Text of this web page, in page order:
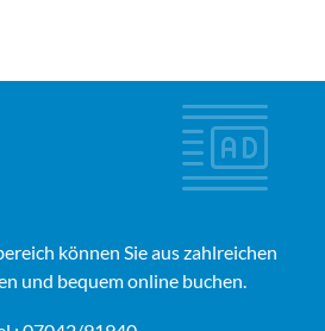
können Sie aus zahlreichen
und bequem online buchen.